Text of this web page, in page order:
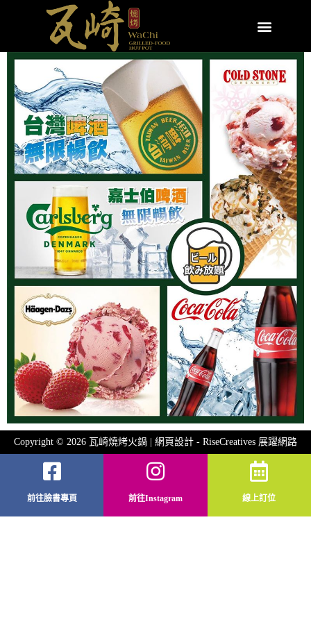
Copyright © 2026 瓦崎燒烤火鍋 | 網頁設計 - RiseCreatives 展躍網路
前往臉書專頁 前往Instagram 線上訂位